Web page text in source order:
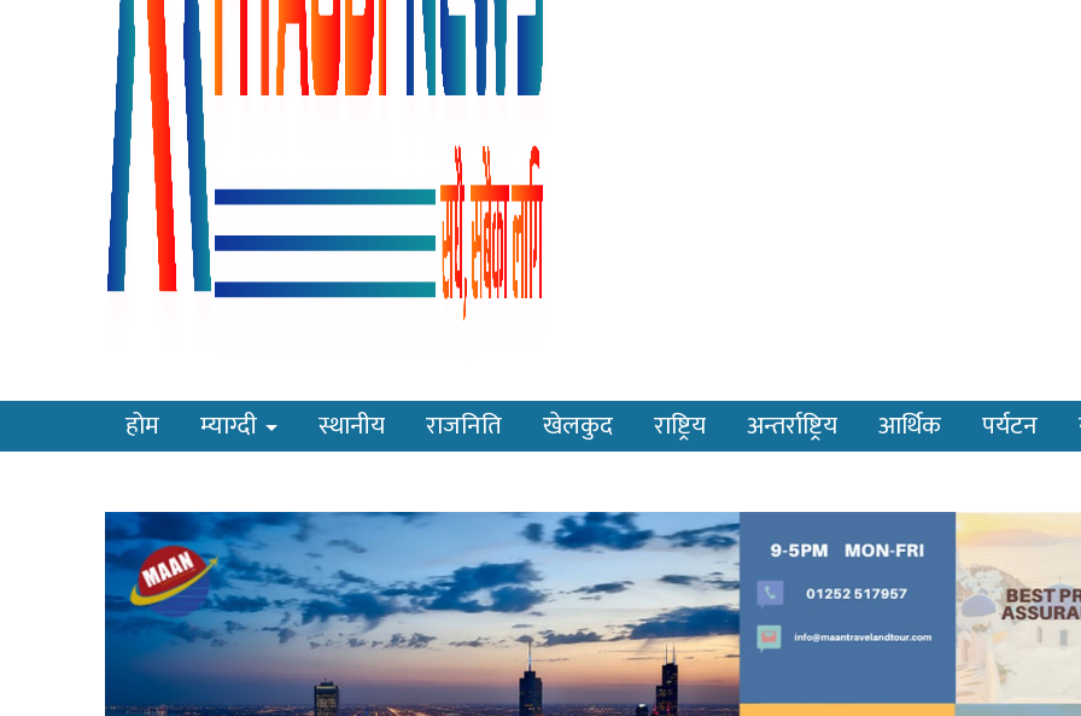
होम म्याग्दी स्थानीय राजनिति खेलकुद राष्ट्रिय अन्तर्राष्ट्रिय आर्थिक पर्यटन